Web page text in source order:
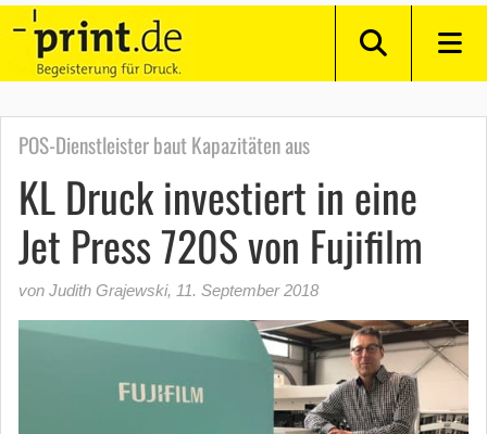
POS-Dienstleister baut Kapazitäten aus
KL Druck investiert in eine
Jet Press 720S von Fujifilm
von Judith Grajewski, 11. September 2018